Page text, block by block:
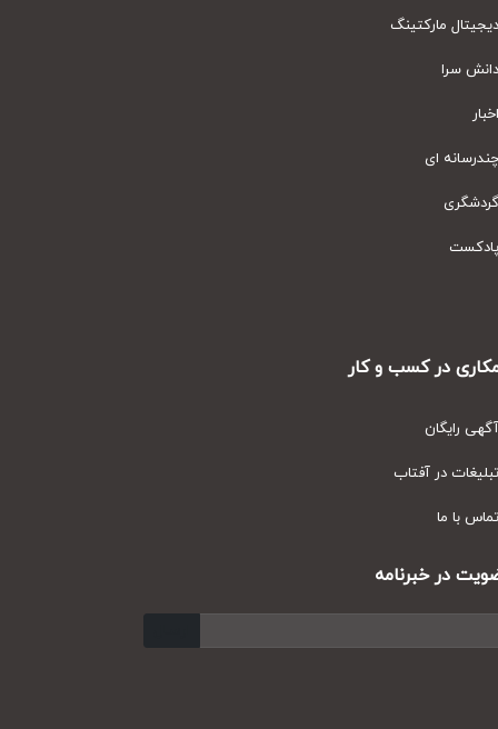
مارکتینگ
سرا
ای
در کسب و کار
رایگان
در آفتاب
با ما
در خبرنامه